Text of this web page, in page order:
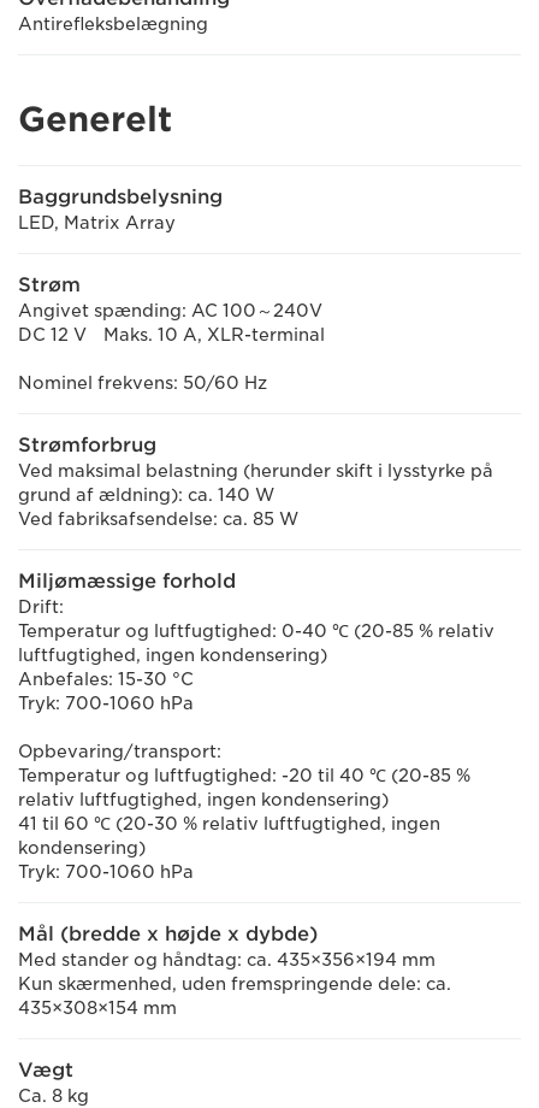
Antirefleksbelægning
Generelt
Baggrundsbelysning
LED, Matrix Array
Strøm
Angivet spænding: AC 100～240V
DC 12 V Maks. 10 A, XLR-terminal
Nominel frekvens: 50/60 Hz
Strømforbrug
Ved maksimal belastning (herunder skift i lysstyrke på
grund af ældning): ca. 140 W
Ved fabriksafsendelse: ca. 85 W
Miljømæssige forhold
Drift:
Temperatur og luftfugtighed: 0-40 ℃ (20-85 % relativ
luftfugtighed, ingen kondensering)
Anbefales: 15-30 °C
Tryk: 700-1060 hPa
Opbevaring/transport:
Temperatur og luftfugtighed: -20 til 40 ℃ (20-85 %
relativ luftfugtighed, ingen kondensering)
41 til 60 ℃ (20-30 % relativ luftfugtighed, ingen
kondensering)
Tryk: 700-1060 hPa
Mål (bredde x højde x dybde)
Med stander og håndtag: ca. 435×356×194 mm
Kun skærmenhed, uden fremspringende dele: ca.
435×308×154 mm
Vægt
Ca. 8 kg